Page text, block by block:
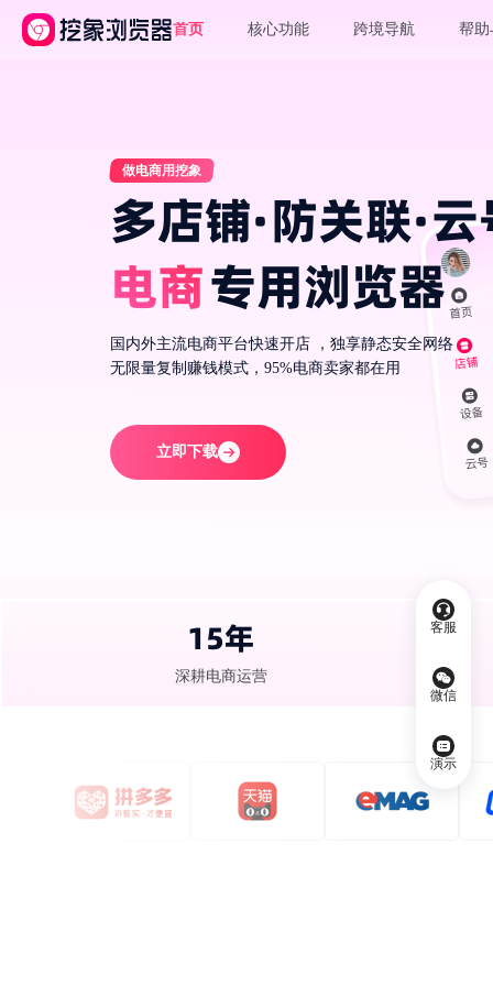
首页 核心功能 跨境导航 帮助
做电商用挖象
多店铺·防关联·
电商专用浏览器
国内外主流电商平台快速开店 ，独享静态安全网络
无限量复制赚钱模式，95%电商卖家都在用
立即下载
15年
深耕电商运营
客服
微信
演示